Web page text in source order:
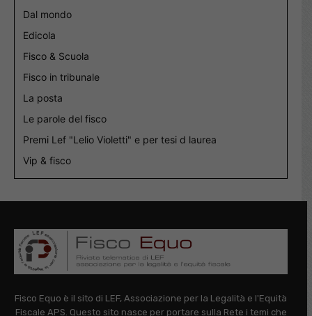
Dal mondo
Edicola
Fisco & Scuola
Fisco in tribunale
La posta
Le parole del fisco
Premi Lef "Lelio Violetti" e per tesi d laurea
Vip & fisco
Fisco Equo è il sito di LEF, Associazione per la Legalità e l'Equità
Fiscale APS. Questo sito nasce per portare sulla Rete i temi che